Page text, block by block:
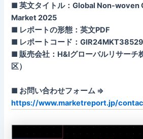
■ 英文タイトル：Global Non-woven
Market 2025
■ レポートの形態：英文PDF
■ レポートコード：
■ 販売会社：H&Iグローバルリサーチ
区）
■ お問い合わせフォーム ⇒
https://www.marketreport.jp/